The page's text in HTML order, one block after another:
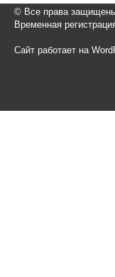
© Все права
Временная
Сайт работает на